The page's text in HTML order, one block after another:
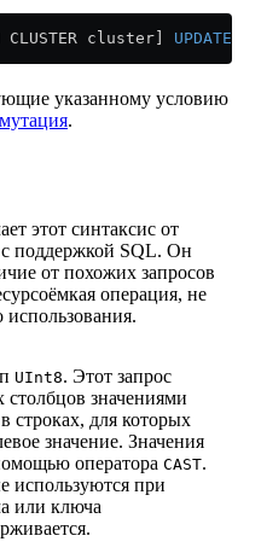
CLUSTER cluster] UPDATE
указанному условию
мутация.
этот синтаксис от
поддержкой SQL. Он
от похожих запросов
операция, не
использования.
UInt8. Этот запрос
столбцов значениями
строках, для которых
значение. Значения
оператора CAST.
используются при
или ключа